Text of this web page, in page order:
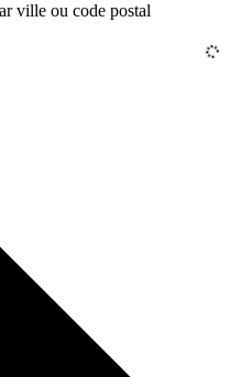
ville ou code postal